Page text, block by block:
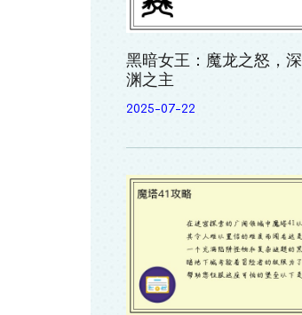
黑暗女王：魔龙之怒，深
渊之主
2025-07-22